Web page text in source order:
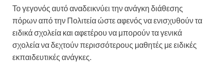
Το γεγονός αυτό αναδεικνύει την ανάγκη διάθεσης
πόρων από την Πολιτεία ώστε αφενός να ενισχυθούν τα
ειδικά σχολεία και αφετέρου να μπορούν τα γενικά
σχολεία να δεχτούν περισσότερους μαθητές με ειδικές
εκπαιδευτικές ανάγκες.